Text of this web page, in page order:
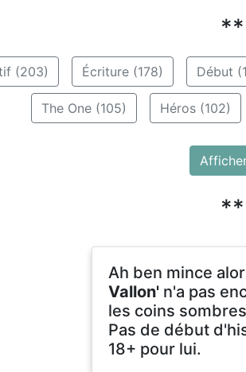
(203) Écriture (178) Début
The One (105) Héros (102)
Ah ben mince
Vallon' n'a pas
les coins
Pas de début
18+ pour lui.